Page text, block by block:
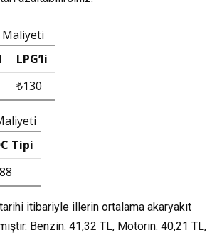
Maliyeti
LPG’li
₺130
Tipi
itibariyle illerin ortalama akaryakıt
Benzin: 41,32 TL, Motorin: 40,21 TL,